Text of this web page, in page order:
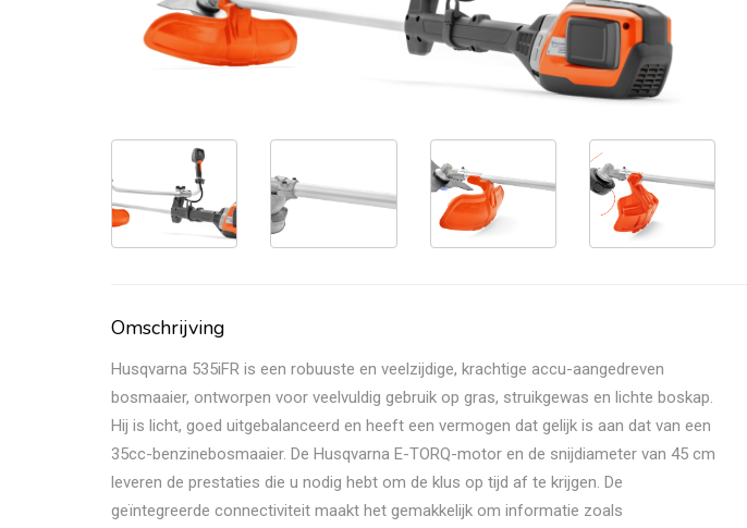
Omschrijving
Husqvarna 535iFR is een robuuste en veelzijdige, krachtige accu-aangedreven
bosmaaier, ontworpen voor veelvuldig gebruik op gras, struikgewas en lichte boskap.
Hij is licht, goed uitgebalanceerd en heeft een vermogen dat gelijk is aan dat van een
35cc-benzinebosmaaier. De Husqvarna E-TORQ-motor en de snijdiameter van 45 cm
leveren de prestaties die u nodig hebt om de klus op tijd af te krijgen. De
geïntegreerde connectiviteit maakt het gemakkelijk om informatie zoals